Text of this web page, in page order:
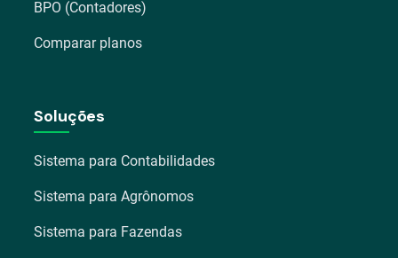
BPO (Contadores)
Comparar planos
Soluções
Sistema para Contabilidades
Sistema para Agrônomos
Sistema para Fazendas